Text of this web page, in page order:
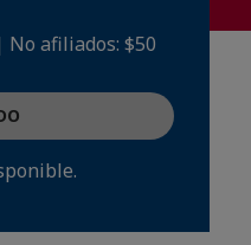
afiliados: $50